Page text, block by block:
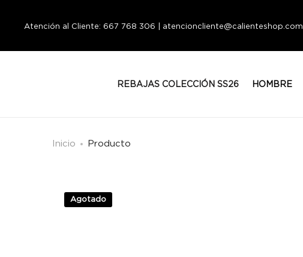
Atención al Cliente: 667 768 306 | atencioncliente@calienteshop.com
REBAJAS COLECCIÓN SS26 HOMBRE
Inicio Producto
Agotado